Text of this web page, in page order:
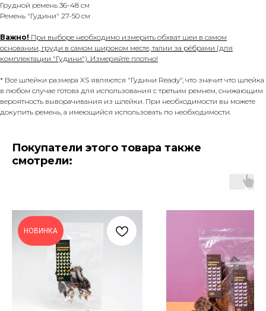
Грудной ремень 36-48 см
Ремень "Гудини" 27-50 см
Важно! При выборе необходимо измерить обхват шеи в самом
основании, груди в самом широком месте, талии за рёбрами (для
комплектации "Гудини"). Измеряйте плотно!
* Все шлейки размера XS являются "Гудини Ready", что значит что шлейка
в любом случае готова для использования с третьим ремнем, снижающим
вероятность выворачивания из шлейки. При необходимости вы можете
докупить ремень, а имеющийся использовать по необходимости.
Покупатели этого товара также
смотрели:
НОВИНКА